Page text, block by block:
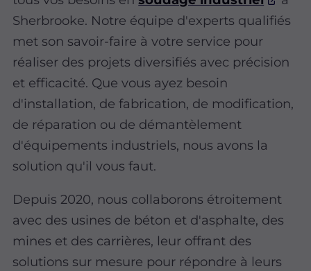
Sherbrooke. Notre équipe d'experts qualifiés
met son savoir-faire à votre service pour
réaliser des projets diversifiés avec précision
et efficacité. Que vous ayez besoin
d'installation, de fabrication, de modification,
de réparation ou de démantèlement
d'équipements industriels, nous avons la
solution qu'il vous faut.
Depuis 2020, nous collaborons étroitement
avec des usines de béton et d'asphalte, des
mines et des carrières, leur offrant des
solutions sur mesure pour répondre à leurs